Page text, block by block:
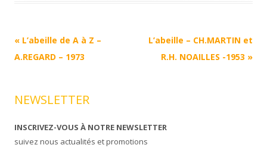
Navigation
Article
« L’abeille de A à Z –
A.REGARD – 1973
L’abeille – CH.MARTIN et
R.H. NOAILLES -1953 »
NEWSLETTER
INSCRIVEZ-VOUS À NOTRE NEWSLETTER
suivez nous actualités et promotions